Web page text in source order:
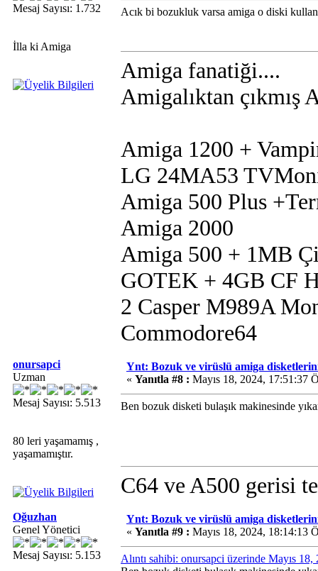
Mesaj Sayısı: 1.732
İlla ki Amiga
Acık bi bozukluk varsa amiga o diski
Amiga fanatiği....
Amigalıktan çıkmış
Amiga 1200 +
LG 24MA53
Amiga 500 Plus
Amiga 2000
Amiga 500 + 1MB
GOTEK + 4GB CF
2 Casper M989A
Commodore64
onursapci
Uzman
Mesaj Sayısı: 5.513
80 leri yaşamamış ,
yaşamamıştır.
Ynt: Bozuk ve virüslü amiga
« Yanıtla #8 : Mayıs 18, 2024, 17:51:37
Ben bozuk disketi bulaşık makinesinde
C64 ve A500 gerisi
Oğuzhan
Genel Yönetici
Mesaj Sayısı: 5.153
Ynt: Bozuk ve virüslü amiga
« Yanıtla #9 : Mayıs 18, 2024, 18:14:13
Alıntı sahibi: onursapci üzerinde Mayıs